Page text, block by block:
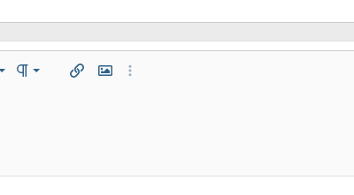
sách có thứ tự
Paragraph format
3
Chèn liên kết
Chèn hình ảnh
Thêm tùy chọn…